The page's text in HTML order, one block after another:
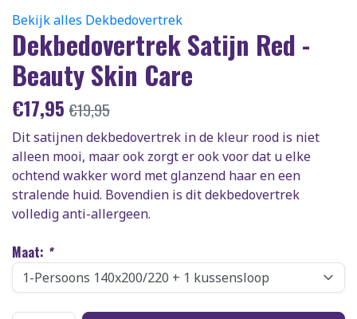
Bekijk alles Dekbedovertrek
Dekbedovertrek Satijn Red -
Beauty Skin Care
€17,95 €19,95
Dit satijnen dekbedovertrek in de kleur rood is niet
alleen mooi, maar ook zorgt er ook voor dat u elke
ochtend wakker word met glanzend haar en een
stralende huid. Bovendien is dit dekbedovertrek
volledig anti-allergeen.
Maat: *